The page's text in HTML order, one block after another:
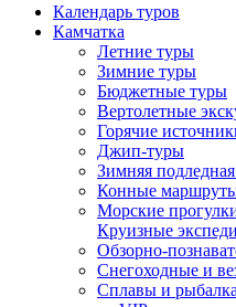
Календарь туров
Камчатка
Летние туры
Зимние туры
Бюджетные туры
Вертолетные
Горячие
Джип-туры
Зимняя
Конные
Морские
Круизные
Обзорно-
Снегоходные и
Сплавы и